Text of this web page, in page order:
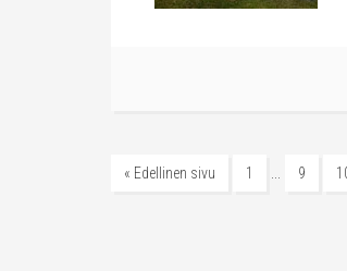
« Edellinen sivu 1 9